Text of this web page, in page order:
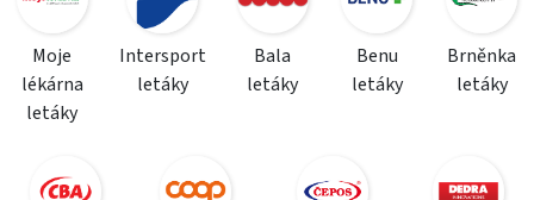
Moje
lékárna
letáky
Intersport
letáky
Bala
letáky
Benu
letáky
Brněnka
letáky